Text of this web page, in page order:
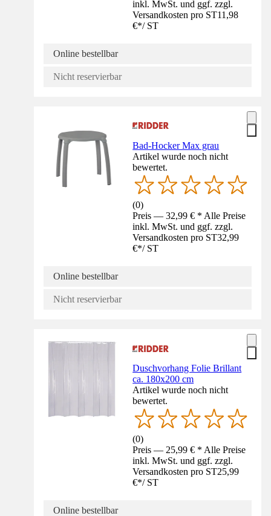
inkl. MwSt. und ggf. zzgl.
Versandkosten pro ST11,98
€*/ ST
Online bestellbar
Nicht reservierbar
Bad-Hocker Max grau
Artikel wurde noch nicht
bewertet.
(0)
Preis — 32,99 € * Alle Preise
inkl. MwSt. und ggf. zzgl.
Versandkosten pro ST32,99
€*/ ST
Online bestellbar
Nicht reservierbar
Duschvorhang Folie Brillant
ca. 180x200 cm
Artikel wurde noch nicht
bewertet.
(0)
Preis — 25,99 € * Alle Preise
inkl. MwSt. und ggf. zzgl.
Versandkosten pro ST25,99
€*/ ST
Online bestellbar